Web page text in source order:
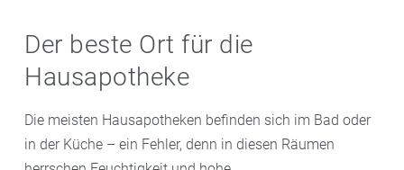
Der beste Ort für die
Hausapotheke
Die meisten Hausapotheken befinden sich im Bad oder
in der Küche – ein Fehler, denn in diesen Räumen